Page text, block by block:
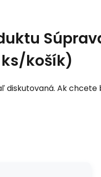
ks/košík)
diskutovaná. Ak chcete